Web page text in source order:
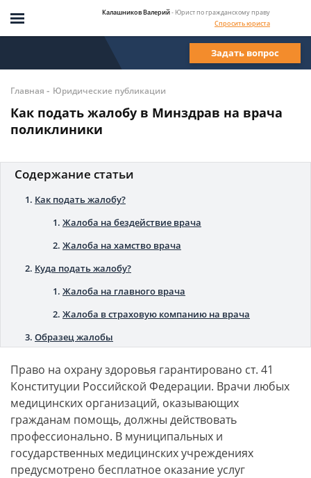
Калашников Валерий- Юрист по гражданскому праву
Спросить юриста
Задать вопрос
Главная - Юридические публикации
Как подать жалобу в Минздрав на врача
поликлиники
Содержание статьи
Как подать жалобу?
Жалоба на бездействие врача
Жалоба на хамство врача
Куда подать жалобу?
Жалоба на главного врача
Жалоба в страховую компанию на врача
Образец жалобы
Право на охрану здоровья гарантировано ст. 41
Конституции Российской Федерации. Врачи любых
медицинских организаций, оказывающих
гражданам помощь, должны действовать
профессионально. В муниципальных и
государственных медицинских учреждениях
предусмотрено бесплатное оказание услуг